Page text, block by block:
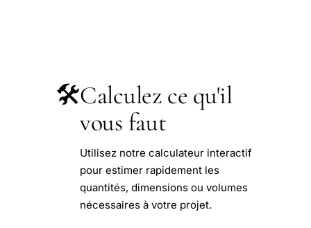
🛠️Calculez ce qu'il
vous faut
Utilisez notre calculateur interactif
pour estimer rapidement les
quantités, dimensions ou volumes
nécessaires à votre projet.